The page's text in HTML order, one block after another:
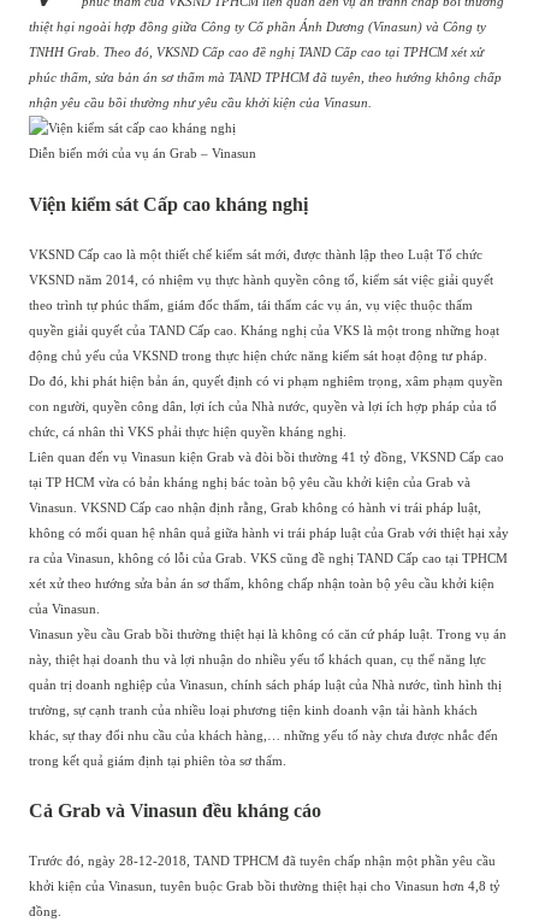
thiệt hại ngoài hợp đồng giữa Công ty Cổ phần Ánh Dương (Vinasun) và Công ty
TNHH Grab. Theo đó, VKSND Cấp cao đề nghị TAND Cấp cao tại TPHCM xét xử
phúc thẩm, sửa bản án sơ thẩm mà TAND TPHCM đã tuyên, theo hướng không chấp
nhận yêu cầu bồi thường như yêu cầu khởi kiện của Vinasun.
Diễn biến mới của vụ án Grab – Vinasun
Viện kiểm sát Cấp cao kháng nghị
VKSND Cấp cao là một thiết chế kiểm sát mới, được thành lập theo Luật Tổ chức
VKSND năm 2014, có nhiệm vụ thực hành quyền công tố, kiểm sát việc giải quyết
theo trình tự phúc thẩm, giám đốc thẩm, tái thẩm các vụ án, vụ việc thuộc thẩm
quyền giải quyết của TAND Cấp cao. Kháng nghị của VKS là một trong những hoạt
động chủ yếu của VKSND trong thực hiện chức năng kiểm sát hoạt động tư pháp.
Do đó, khi phát hiện bản án, quyết định có vi phạm nghiêm trọng, xâm phạm quyền
con người, quyền công dân, lợi ích của Nhà nước, quyền và lợi ích hợp pháp của tổ
chức, cá nhân thì VKS phải thực hiện quyền kháng nghị.
Liên quan đến vụ Vinasun kiện Grab và đòi bồi thường 41 tỷ đồng, VKSND Cấp cao
tại TP HCM vừa có bản kháng nghị bác toàn bộ yêu cầu khởi kiện của Grab và
Vinasun. VKSND Cấp cao nhận định rằng, Grab không có hành vi trái pháp luật,
không có mối quan hệ nhân quả giữa hành vi trái pháp luật của Grab với thiệt hại xảy
ra của Vinasun, không có lỗi của Grab. VKS cũng đề nghị TAND Cấp cao tại TPHCM
xét xử theo hướng sửa bản án sơ thẩm, không chấp nhận toàn bộ yêu cầu khởi kiện
của Vinasun.
Vinasun yều cầu Grab bồi thường thiệt hại là không có căn cứ pháp luật. Trong vụ án
này, thiệt hại doanh thu và lợi nhuận do nhiều yếu tố khách quan, cụ thể năng lực
quản trị doanh nghiệp của Vinasun, chính sách pháp luật của Nhà nước, tình hình thị
trường, sự cạnh tranh của nhiều loại phương tiện kinh doanh vận tải hành khách
khác, sự thay đổi nhu cầu của khách hàng,… những yếu tố này chưa được nhắc đến
trong kết quả giám định tại phiên tòa sơ thẩm.
Cả Grab và Vinasun đều kháng cáo
Trước đó, ngày 28-12-2018, TAND TPHCM đã tuyên chấp nhận một phần yêu cầu
khởi kiện của Vinasun, tuyên buộc Grab bồi thường thiệt hại cho Vinasun hơn 4,8 tỷ
đồng.